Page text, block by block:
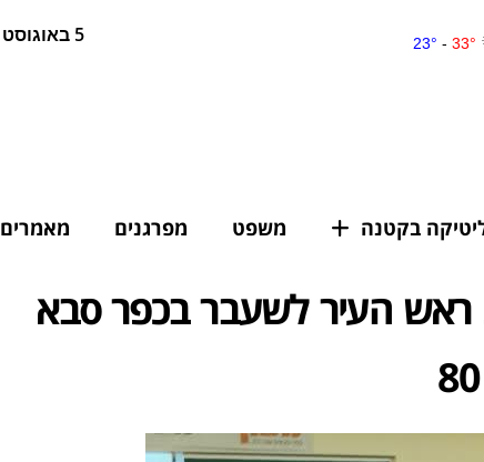
5 באוגוסט 2026 8:02
בקטנה משפט מפרגנים מאמרים
ראש העיר לשעבר בכפר סבא